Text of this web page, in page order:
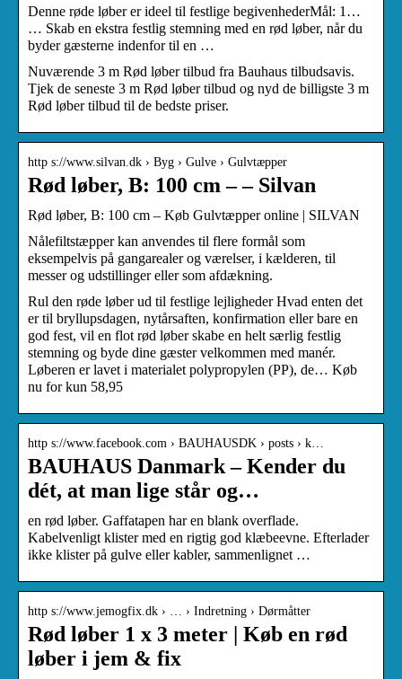
Denne røde løber er ideel til festlige begivenhederMål: 1…
… Skab en ekstra festlig stemning med en rød løber, når du
byder gæsterne indenfor til en …
Nuværende 3 m Rød løber tilbud fra Bauhaus tilbudsavis.
Tjek de seneste 3 m Rød løber tilbud og nyd de billigste 3 m
Rød løber tilbud til de bedste priser.
http s://www.silvan.dk › Byg › Gulve › Gulvtæpper
Rød løber, B: 100 cm – – Silvan
Rød løber, B: 100 cm – Køb Gulvtæpper online | SILVAN
Nålefiltstæpper kan anvendes til flere formål som
eksempelvis på gangarealer og værelser, i kælderen, til
messer og udstillinger eller som afdækning.
Rul den røde løber ud til festlige lejligheder Hvad enten det
er til bryllupsdagen, nytårsaften, konfirmation eller bare en
god fest, vil en flot rød løber skabe en helt særlig festlig
stemning og byde dine gæster velkommen med manér.
Løberen er lavet i materialet polypropylen (PP), de… Køb
nu for kun 58,95
http s://www.facebook.com › BAUHAUSDK › posts › k…
BAUHAUS Danmark – Kender du
dét, at man lige står og…
en rød løber. Gaffatapen har en blank overflade.
Kabelvenligt klister med en rigtig god klæbeevne. Efterlader
ikke klister på gulve eller kabler, sammenlignet …
http s://www.jemogfix.dk › … › Indretning › Dørmåtter
Rød løber 1 x 3 meter | Køb en rød
løber i jem & fix